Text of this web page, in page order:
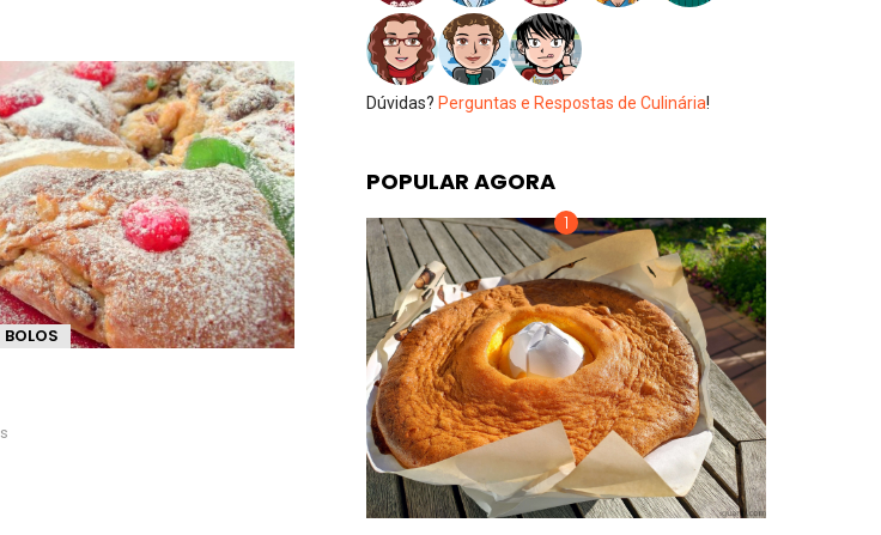
BOLOS
Dúvidas? Perguntas e Respostas de Culinária!
POPULAR AGORA